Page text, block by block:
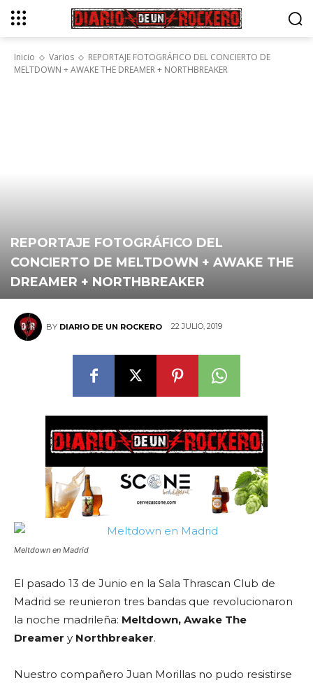
Inicio Varios
REPORTAJE FOTOGRÁFICO DEL CONCIERTO DE
MELTDOWN + AWAKE THE DREAMER + NORTHBREAKER
REPORTAJE FOTOGRÁFICO DEL
CONCIERTO DE MELTDOWN + AWAKE THE
DREAMER + NORTHBREAKER
BY DIARIO DE UN ROCKERO 22 JULIO, 2019
Meltdown en Madrid
El pasado 13 de Junio en la Sala Thrascan Club de
Madrid se reunieron tres bandas que revolucionaron
la noche madrileña: Meltdown, Awake The
Dreamer y Northbreaker.
Nuestro compañero Juan Morillas no pudo resistirse